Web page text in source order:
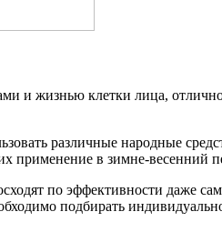
и жизнью клетки лица,
различные народные
в зимне-весенний
по эффективности даже
подбирать